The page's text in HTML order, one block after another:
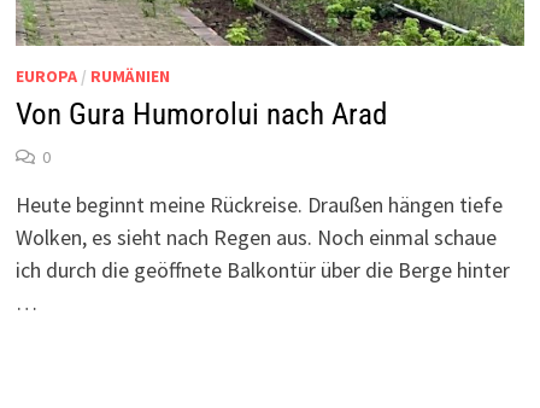
EUROPA/ RUMÄNIEN
Von Gura Humorolui nach Arad
0
Heute beginnt meine Rückreise. Draußen hängen tiefe
Wolken, es sieht nach Regen aus. Noch einmal schaue
ich durch die geöffnete Balkontür über die Berge hinter
…